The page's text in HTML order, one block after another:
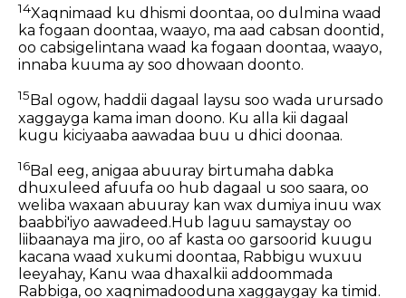
14Xaqnimaad ku dhismi doontaa, oo dulmina waad
ka fogaan doontaa, waayo, ma aad cabsan doontid,
oo cabsigelintana waad ka fogaan doontaa, waayo,
innaba kuuma ay soo dhowaan doonto.
15 Bal ogow, haddii dagaal laysu soo wada urursado
xaggayga kama iman doono. Ku alla kii dagaal
kugu kiciyaaba aawadaa buu u dhici doonaa.
16Bal eeg, anigaa abuuray birtumaha dabka
dhuxuleed afuufa oo hub dagaal u soo saara, oo
weliba waxaan abuuray kan wax dumiya inuu wax
baabbi'iyo aawadeed.Hub laguu samaystay oo
liibaanaya ma jiro, oo af kasta oo garsoorid kuugu
kacana waad xukumi doontaa, Rabbigu wuxuu
leeyahay, Kanu waa dhaxalkii addoommada
Rabbiga, oo xaqnimadooduna xaggaygay ka timid.